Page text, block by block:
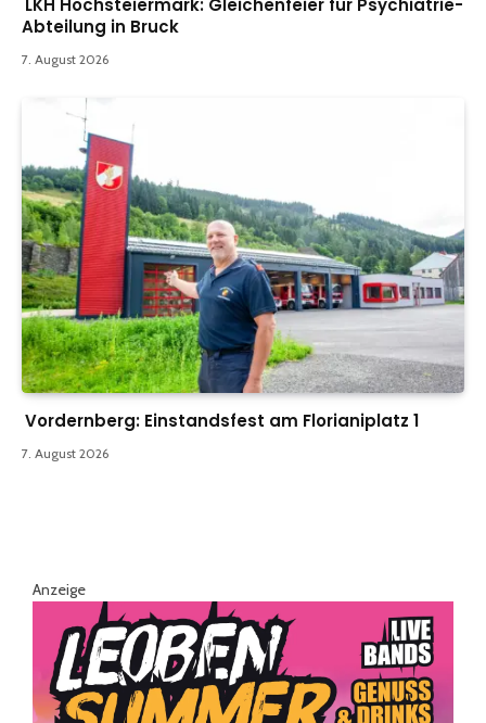
LKH Hochsteiermark: Gleichenfeier für Psychiatrie-
Abteilung in Bruck
7. August 2026
Vordernberg: Einstandsfest am Florianiplatz 1
7. August 2026
Anzeige